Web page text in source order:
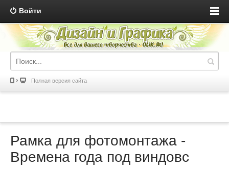
Войти
Полная версия сайта
Рамка для фотомонтажа -
Времена года под виндовс